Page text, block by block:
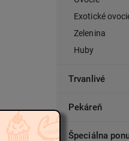
Exotické
Zelenina
Huby
Trvanlivé
Pekáreň
Špeciálna